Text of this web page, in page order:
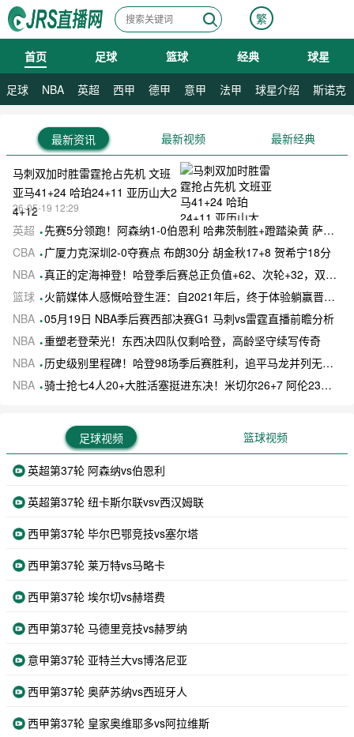
繁
首页 足球 篮球 经典 球星
足球 NBA 英超 西甲 德甲 意甲 法甲 球星介绍 斯诺克
最新资讯 最新视频 最新经典
马刺双加时胜雷霆抢占先机 文班
亚马41+24 哈珀24+11 亚历山大2
4+12
26-05-19 12:29
英超
先赛5分领跑！阿森纳1-0伯恩利 哈弗茨制胜+蹬踏染黄 萨卡献助攻
CBA
广厦力克深圳2-0夺赛点 布朗30分 胡金秋17+8 贺希宁18分
NBA 真正的定海神登！哈登季后赛总正负值+62、次轮+32，双数据领跑骑士全队
篮球
火箭媒体人感慨哈登生涯：自2021年后，终于体验躺赢晋级滋味
NBA 05月19日 NBA季后赛西部决赛G1 马刺vs雷霆直播前瞻分析
NBA 重塑老登荣光！东西决四队仅剩哈登，高龄坚守续写传奇
NBA
历史级别里程碑！哈登98场季后赛胜利，追平马龙并列无冠球员历史第一
NBA 骑士抢七4人20+大胜活塞挺进东决！米切尔26+7 阿伦23分 梅里尔23分 詹金斯17分
足球视频 篮球视频
英超第37轮 阿森纳vs伯恩利
英超第37轮 纽卡斯尔联vsv西汉姆联
西甲第37轮 毕尔巴鄂竞技vs塞尔塔
西甲第37轮 莱万特vs马略卡
西甲第37轮 埃尔切vs赫塔费
西甲第37轮 马德里竞技vs赫罗纳
意甲第37轮 亚特兰大vs博洛尼亚
西甲第37轮 奥萨苏纳vs西班牙人
西甲第37轮 皇家奥维耶多vs阿拉维斯
08月06日 星期四